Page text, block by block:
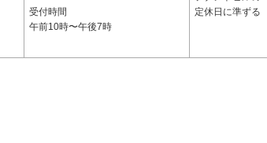
受付時間
午前10時〜午後7時
定休日に準ずる